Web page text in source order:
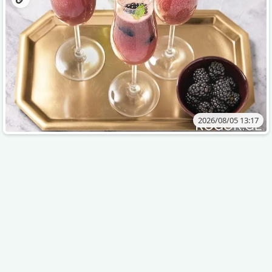
2026/08/05 13:17